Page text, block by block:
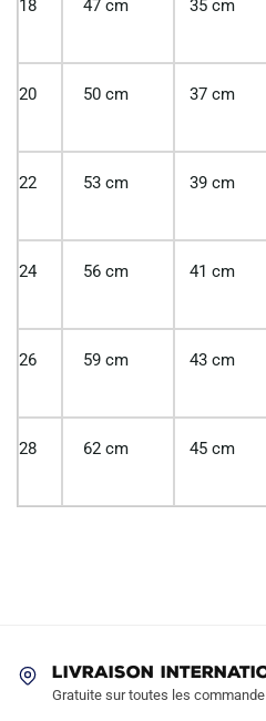
18 47 cm 35 cm
20 50 cm 37 cm
22 53 cm 39 cm
24 56 cm 41 cm
26 59 cm 43 cm
28 62 cm 45 cm
LIVRAISON
Gratuite sur toutes les